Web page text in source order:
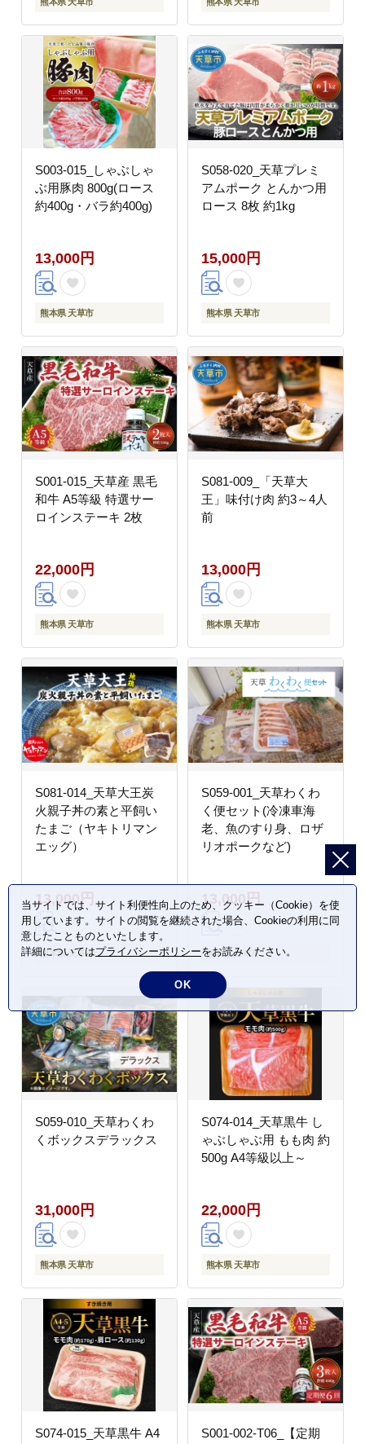
熊本県 天草市 熊本県 天草市
S003-015_しゃぶしゃ
ぶ用豚肉 800g(ロース
約400g・バラ約400g)
13,000円
熊本県 天草市
S058-020_天草プレミ
アムポーク とんかつ用
ロース 8枚 約1kg
15,000円
熊本県 天草市
S001-015_天草産 黒毛
和牛 A5等級 特選サー
ロインステーキ 2枚
22,000円
熊本県 天草市
S081-009_「天草大
王」味付け肉 約3～4人
前
13,000円
熊本県 天草市
S081-014_天草大王炭
火親子丼の素と平飼い
たまご（ヤキトリマン
エッグ）
13,000円
熊本県 天草市
S059-001_天草わくわ
く便セット(冷凍車海
老、魚のすり身、ロザ
リオポークなど)
13,000円
熊本県 天草市
S059-010_天草わくわ
くボックスデラックス
31,000円
熊本県 天草市
S074-014_天草黒牛 し
ゃぶしゃぶ用 もも肉 約
500g A4等級以上～
22,000円
熊本県 天草市
S074-015_天草黒牛 A4
S001-002-T06_【定期
当サイトでは、サイト利便性向上のため、クッキー（Cookie）を使
用しています。サイトの閲覧を継続された場合、Cookieの利用に同
意したことものといたします。
詳細についてはプライバシーポリシーをお読みください。
OK